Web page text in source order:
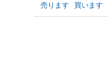
売ります 買います